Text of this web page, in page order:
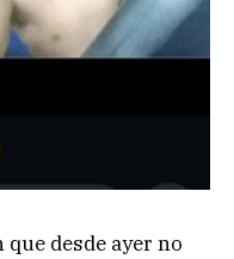
desde ayer no